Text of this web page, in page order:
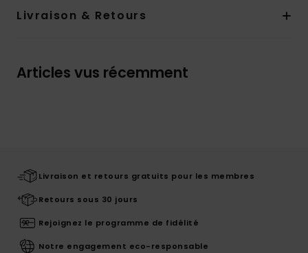
Livraison & Retours
Articles vus récemment
Livraison et retours gratuits pour les membres
Retours sous 30 jours
Rejoignez le programme de fidélité
Notre engagement eco-responsable